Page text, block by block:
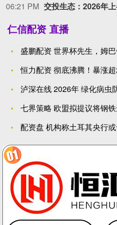
06:20 PM
仁信配资 直播
盛鹏配资 世界杯先生，姆巴佩连
恒力配资 彻底沸腾！暴涨超
泸深在线 2026年 绿化病虫防
七界策略 欧盟拟提议将钢铁
配资盘 机构称土耳其央行